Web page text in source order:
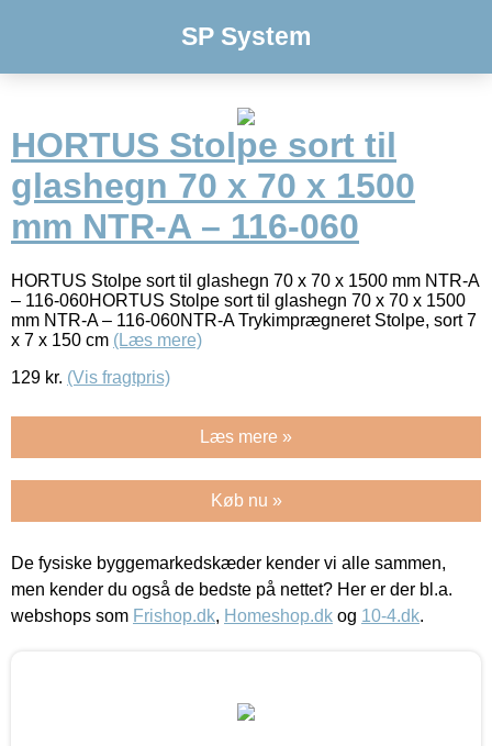
SP System
HORTUS Stolpe sort til
glashegn 70 x 70 x 1500
mm NTR-A – 116-060
HORTUS Stolpe sort til glashegn 70 x 70 x 1500 mm NTR-A
– 116-060HORTUS Stolpe sort til glashegn 70 x 70 x 1500
mm NTR-A – 116-060NTR-A Trykimprægneret Stolpe, sort 7
x 7 x 150 cm (Læs mere)
129 kr. (Vis fragtpris)
Læs mere »
Køb nu »
De fysiske byggemarkedskæder kender vi alle sammen,
men kender du også de bedste på nettet? Her er der bl.a.
webshops som Frishop.dk, Homeshop.dk og 10-4.dk.